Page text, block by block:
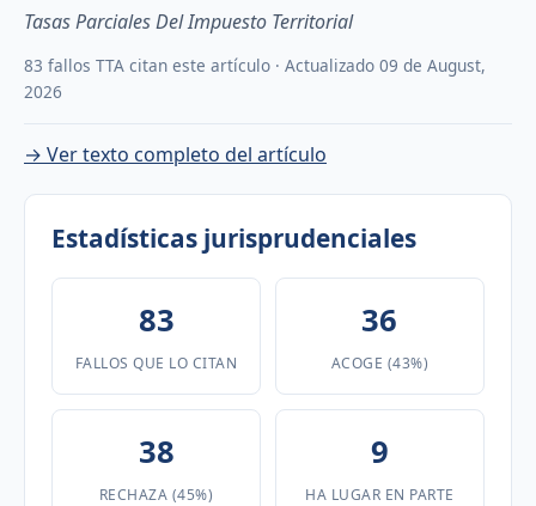
Tasas Parciales Del Impuesto Territorial
83 fallos TTA citan este artículo · Actualizado 09 de August,
2026
→ Ver texto completo del artículo
Estadísticas jurisprudenciales
83
FALLOS QUE LO CITAN
36
ACOGE (43%)
38
RECHAZA (45%)
9
HA LUGAR EN PARTE